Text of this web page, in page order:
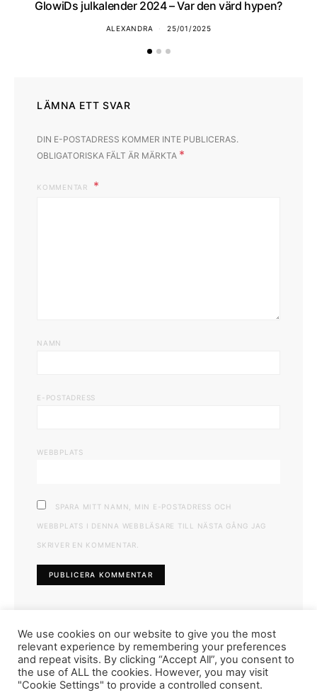
GlowiDs julkalender 2024 – Var den värd hypen?
ALEXANDRA 25/01/2025
LÄMNA ETT SVAR
DIN E-POSTADRESS KOMMER INTE PUBLICERAS.
OBLIGATORISKA FÄLT ÄR MÄRKTA *
KOMMENTAR
NAMN
E-POSTADRESS
WEBBPLATS
SPARA MITT NAMN, MIN E-POSTADRESS OCH
WEBBPLATS I DENNA WEBBLÄSARE TILL NÄSTA GÅNG JAG
SKRIVER EN KOMMENTAR.
We use cookies on our website to give you the most
relevant experience by remembering your preferences
and repeat visits. By clicking “Accept All”, you consent to
the use of ALL the cookies. However, you may visit
"Cookie Settings" to provide a controlled consent.